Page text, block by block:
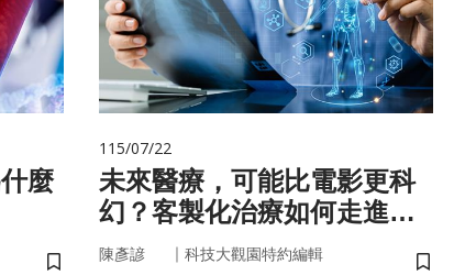
115/07/22
未來醫療，可能比電影更科
幻？客製化治療如何走進真
實世界
陳彥諺 ｜ 科技大觀園特約編輯